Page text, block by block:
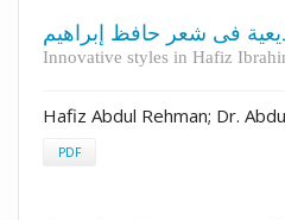
فى شعر حافظ إبراهيم
Innovative styles in Hafiz
Hafiz Abdul Rehman; Dr.
PDF